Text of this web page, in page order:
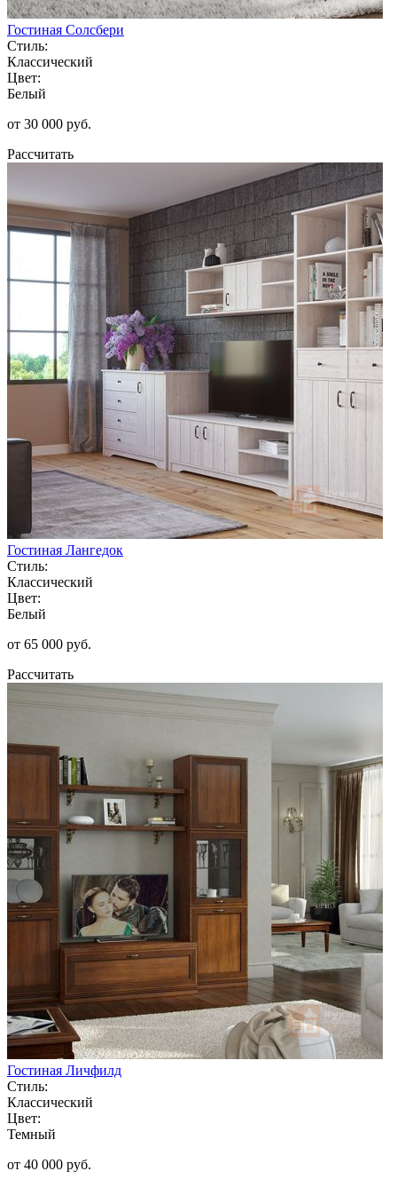
Гостиная Солсбери
Стиль:
Классический
Цвет:
Белый
от 30 000 руб.
Рассчитать
Гостиная Лангедок
Стиль:
Классический
Цвет:
Белый
от 65 000 руб.
Рассчитать
Гостиная Личфилд
Стиль:
Классический
Цвет:
Темный
от 40 000 руб.